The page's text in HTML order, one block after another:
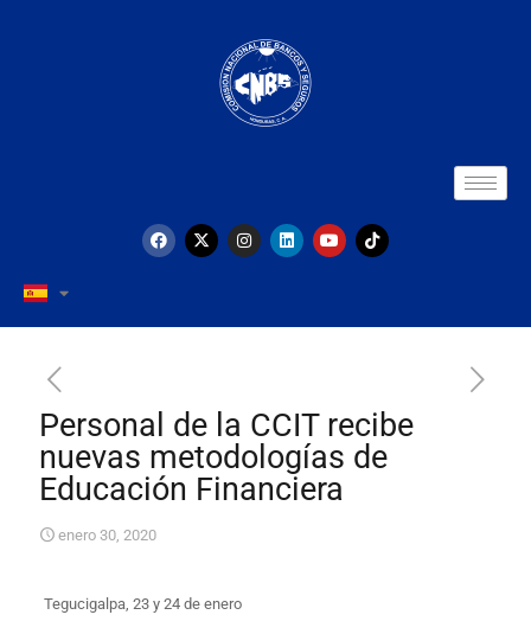
Personal de la CCIT recibe
nuevas metodologías de
Educación Financiera
enero 30, 2020
​Tegucigalpa, 23 y 24 de enero